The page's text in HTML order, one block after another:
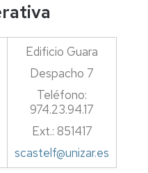
Edificio Guara
Despacho 7
Teléfono:
974.23.94.17
Ext.: 851417
scastelf@unizar.es